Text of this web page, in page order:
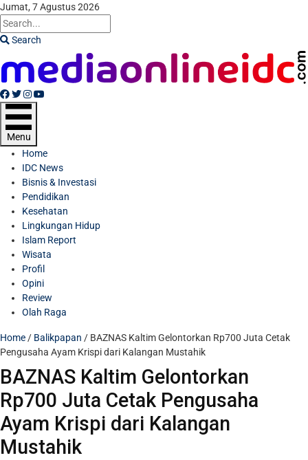
Jumat, 7 Agustus 2026
Search
Facebook
Twitter
Instagram
Menu
Home
IDC News
Bisnis & Investasi
Pendidikan
Kesehatan
Lingkungan Hidup
Islam Report
Wisata
Profil
Opini
Review
Olah Raga
Home/ Balikpapan / BAZNAS Kaltim Gelontorkan Rp700 Juta Cetak
Pengusaha Ayam Krispi dari Kalangan Mustahik
BAZNAS Kaltim Gelontorkan
Rp700 Juta Cetak Pengusaha
Ayam Krispi dari Kalangan
Mustahik